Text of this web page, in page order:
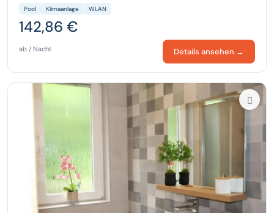
Pool Klimaanlage WLAN
142,86 €
ab / Nacht Details ansehen →